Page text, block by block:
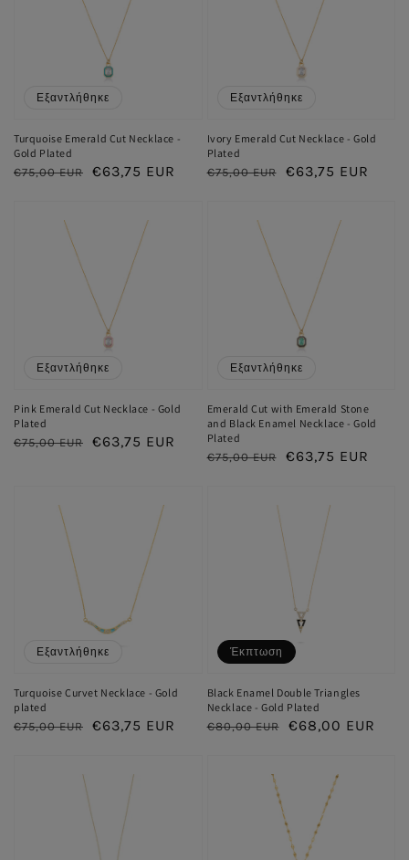
Turquoise Emerald Cut Necklace -
Gold Plated
Κανονική
€75,00 EUR
Τιμή
€63,75 EUR
Εξαντλήθηκε
Ivory Emerald Cut Necklace - Gold
Plated
Κανονική
€75,00 EUR
Τιμή
€63,75 EUR
Εξαντλήθηκε
Pink Emerald Cut Necklace - Gold
Plated
Κανονική
€75,00 EUR
Τιμή
€63,75 EUR
Εξαντλήθηκε
Emerald Cut with Emerald Stone
and Black Enamel Necklace - Gold
Plated
Κανονική
€75,00 EUR
Τιμή
€63,75 EUR
Εξαντλήθηκε
Turquoise Curvet Necklace - Gold
plated
Κανονική
€75,00 EUR
Τιμή
€63,75 EUR
Εξαντλήθηκε
Black Enamel Double Triangles
Necklace - Gold Plated
Κανονική
€80,00 EUR
Τιμή
€68,00 EUR
Έκπτωση